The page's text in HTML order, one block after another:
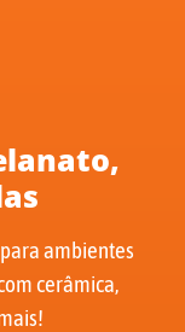
ambientes
cerâmica,